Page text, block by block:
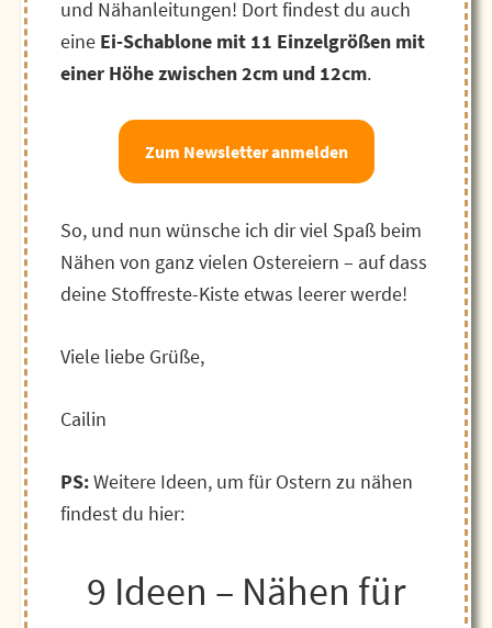
und Nähanleitungen! Dort findest du auch
eine Ei-Schablone mit 11 Einzelgrößen mit
einer Höhe zwischen 2cm und 12cm.
Zum Newsletter anmelden
So, und nun wünsche ich dir viel Spaß beim
Nähen von ganz vielen Ostereiern – auf dass
deine Stoffreste-Kiste etwas leerer werde!
Viele liebe Grüße,
Cailin
PS:Weitere Ideen, um für Ostern zu nähen
findest du hier:
9 Ideen – Nähen für